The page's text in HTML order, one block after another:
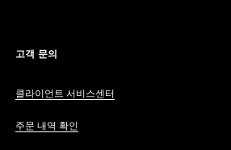
고객 문의
클라이언트 서비스센터
주문 내역 확인